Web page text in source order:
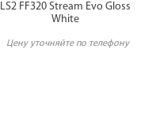
LS2 FF320 Stream Evo Gloss
White
Цену уточняйте по телефону